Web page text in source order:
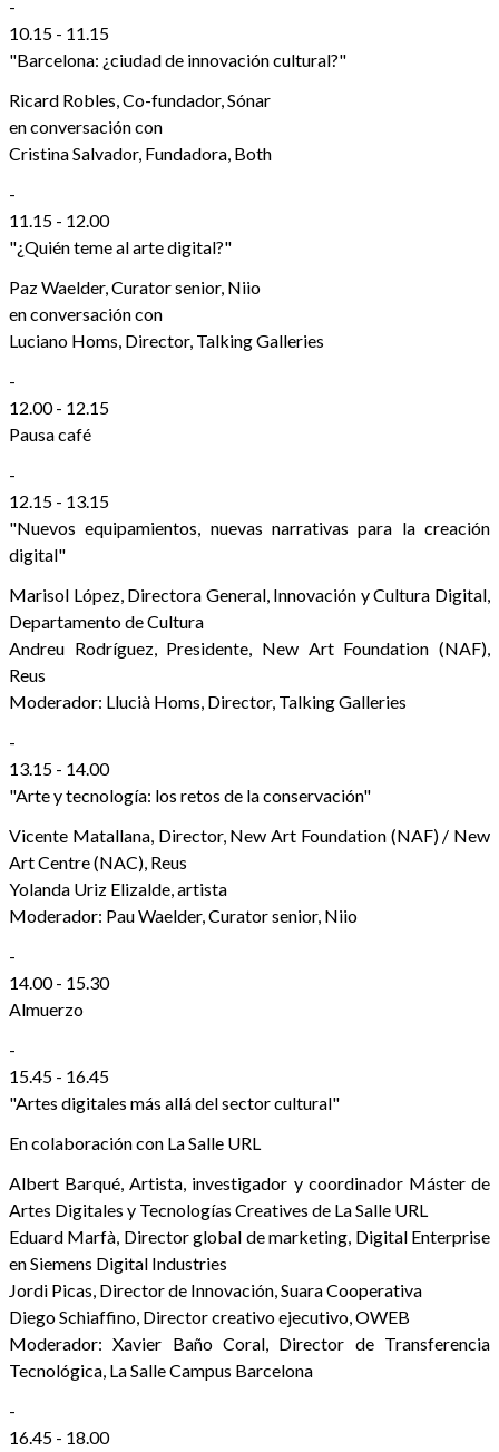
-
10.15 - 11.15
"Barcelona: ¿ciudad de innovación cultural?"
Ricard Robles, Co-fundador, Sónar
en conversación con
Cristina Salvador, Fundadora, Both
-
11.15 - 12.00
"¿Quién teme al arte digital?"
Paz Waelder, Curator senior, Niio
en conversación con
Luciano Homs, Director, Talking Galleries
-
12.00 - 12.15
Pausa café
-
12.15 - 13.15
"Nuevos equipamientos, nuevas narrativas para la creación
digital"
Marisol López, Directora General, Innovación y Cultura Digital,
Departamento de Cultura
Andreu Rodríguez, Presidente, New Art Foundation (NAF),
Reus
Moderador: Llucià Homs, Director, Talking Galleries
-
13.15 - 14.00
"Arte y tecnología: los retos de la conservación"
Vicente Matallana, Director, New Art Foundation (NAF) / New
Art Centre (NAC), Reus
Yolanda Uriz Elizalde, artista
Moderador: Pau Waelder, Curator senior, Niio
-
14.00 - 15.30
Almuerzo
-
15.45 - 16.45
"Artes digitales más allá del sector cultural"
En colaboración con La Salle URL
Albert Barqué, Artista, investigador y coordinador Máster de
Artes Digitales y Tecnologías Creatives de La Salle URL
Eduard Marfà, Director global de marketing, Digital Enterprise
en Siemens Digital Industries
Jordi Picas, Director de Innovación, Suara Cooperativa
Diego Schiaffino, Director creativo ejecutivo, OWEB
Moderador: Xavier Baño Coral, Director de Transferencia
Tecnológica, La Salle Campus Barcelona
-
16.45 - 18.00